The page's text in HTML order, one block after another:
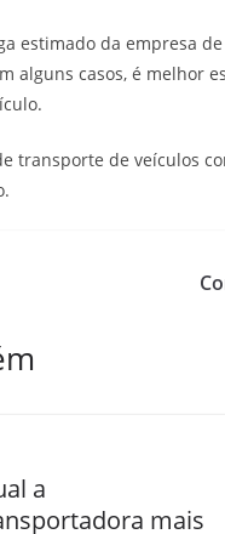
estimado da empresa
alguns casos, é melhor
transporte de veículos
a
mais